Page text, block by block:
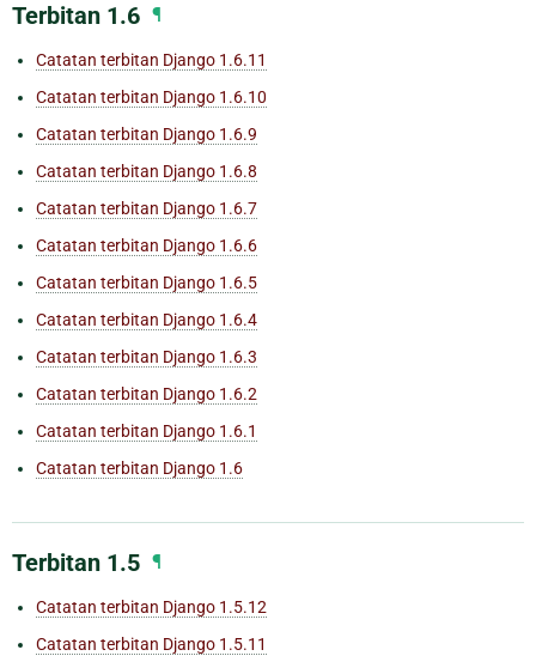
Terbitan 1.6 ¶
Catatan terbitan Django 1.6.11
Catatan terbitan Django 1.6.10
Catatan terbitan Django 1.6.9
Catatan terbitan Django 1.6.8
Catatan terbitan Django 1.6.7
Catatan terbitan Django 1.6.6
Catatan terbitan Django 1.6.5
Catatan terbitan Django 1.6.4
Catatan terbitan Django 1.6.3
Catatan terbitan Django 1.6.2
Catatan terbitan Django 1.6.1
Catatan terbitan Django 1.6
Terbitan 1.5 ¶
Catatan terbitan Django 1.5.12
Catatan terbitan Django 1.5.11